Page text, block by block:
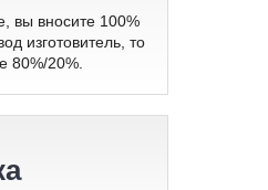
вы вносите 100%
изготовитель, то
80%/20%.